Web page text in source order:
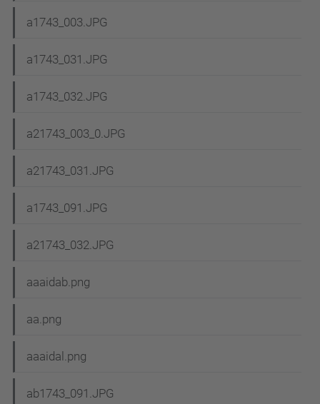
a1743_003.JPG
a1743_031.JPG
a1743_032.JPG
a21743_003_0.JPG
a21743_031.JPG
a1743_091.JPG
a21743_032.JPG
aaaidab.png
aa.png
aaaidal.png
ab1743_091.JPG